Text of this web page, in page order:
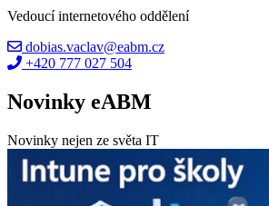
Vedoucí internetového oddělení
dobias.vaclav@eabm.cz
+420 777 027 504
Novinky eABM
Novinky nejen ze světa IT